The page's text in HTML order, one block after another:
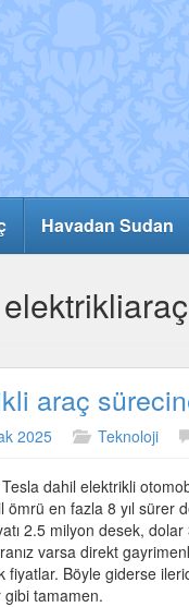
Havadan Sudan
elektrikliaraç
araç
2025 Teknoloji
dahil elektrikli
ömrü en fazla 8 yıl sürer
2.5 milyon desek,
varsa direkt
fiyatlar. Böyle giderse
tamamen.